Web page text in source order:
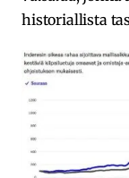
historiallista